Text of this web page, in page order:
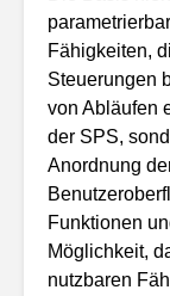
Fähigkeiten,
Steuerungen
von Abläufen
der SPS,
Anordnung
Funktionen
Möglichkeit,
nutzbaren